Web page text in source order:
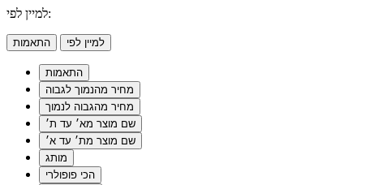
למיין לפי:
התאמות למיין לפי
התאמות
מחיר מהנמוך לגבוה
מחיר מהגבוה לנמוך
שם מוצר מא׳ עד ת׳
שם מוצר מת׳ עד א׳
מותג
הכי פופולרי